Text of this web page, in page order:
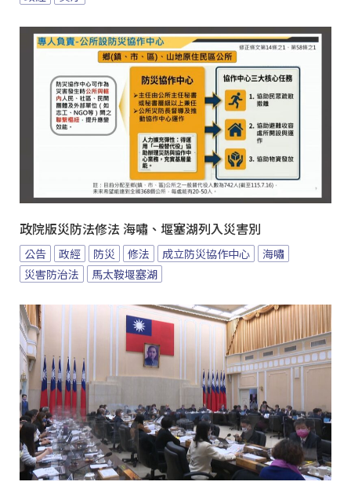
政院版災防法修法 海嘯、堰塞湖列入災害別
公告 政經 防災 修法 成立防災協作中心
海嘯
災害防治法
馬太鞍堰塞湖